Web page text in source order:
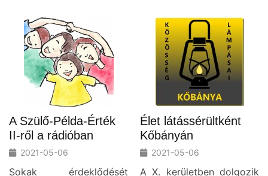
A Szülő-Példa-Érték
II-ről a rádióban
2021-05-06
Sokak érdeklődését
Élet látássérültként
Kőbányán
2021-05-06
A X. kerületben dolgozik